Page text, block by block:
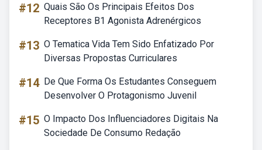
#12 Quais São Os Principais Efeitos Dos
Receptores B1 Agonista Adrenérgicos
#13 O Tematica Vida Tem Sido Enfatizado Por
Diversas Propostas Curriculares
#14 De Que Forma Os Estudantes Conseguem
Desenvolver O Protagonismo Juvenil
#15 O Impacto Dos Influenciadores Digitais Na
Sociedade De Consumo Redação